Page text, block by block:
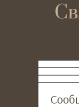
ФИО
Email